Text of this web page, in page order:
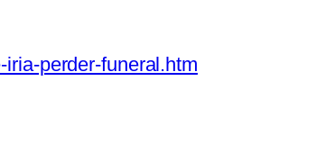
perder-funeral.htm